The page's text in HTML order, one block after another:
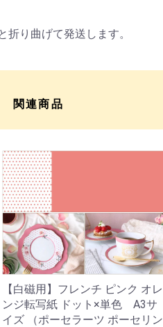
り曲げて発送します。
関連商品
【白磁用】フレンチ ピンク オレ
ンジ転写紙 ドット×単色 A3サ
イズ （ポーセラーツ ポーセリン